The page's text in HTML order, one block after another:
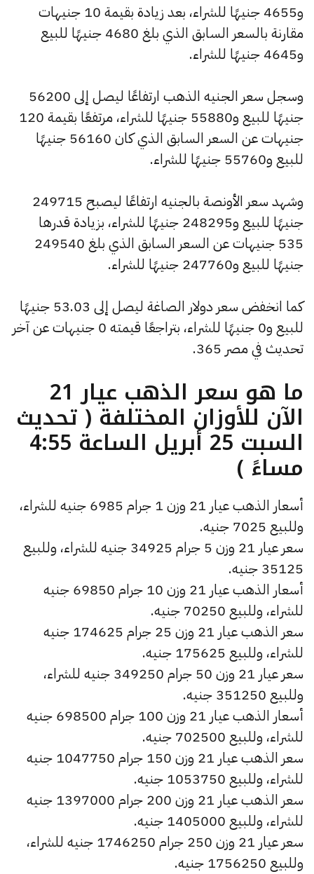
و4655 جنيهًا للشراء، بعد زيادة بقيمة 10 جنيهات
مقارنة بالسعر السابق الذي بلغ 4680 جنيهًا للبيع
و4645 جنيهًا للشراء.
وسجل سعر الجنيه الذهب ارتفاعًا ليصل إلى 56200
جنيهًا للبيع و55880 جنيهًا للشراء، مرتفعًا بقيمة 120
جنيهات عن السعر السابق الذي كان 56160 جنيهًا
للبيع و55760 جنيهًا للشراء.
وشهد سعر الأونصة بالجنيه ارتفاعًا ليصبح 249715
جنيهًا للبيع و248295 جنيهًا للشراء، بزيادة قدرها
535 جنيهات عن السعر السابق الذي بلغ 249540
جنيهًا للبيع و247760 جنيهًا للشراء.
كما انخفض سعر دولار الصاغة ليصل إلى 53.03 جنيهًا
للبيع و0 جنيهًا للشراء، بتراجعًا قيمته 0 جنيهات عن آخر
تحديث في مصر 365.
ما هو سعر الذهب عيار 21
الآن للأوزان المختلفة ( تحديث
السبت 25 أبريل الساعة 4:55
مساءً )
أسعار الذهب عيار 21 وزن 1 جرام 6985 جنيه للشراء،
وللبيع 7025 جنيه.
سعر عيار 21 وزن 5 جرام 34925 جنيه للشراء، وللبيع
35125 جنيه.
أسعار الذهب عيار 21 وزن 10 جرام 69850 جنيه
للشراء، وللبيع 70250 جنيه.
سعر الذهب عيار 21 وزن 25 جرام 174625 جنيه
للشراء، وللبيع 175625 جنيه.
سعر عيار 21 وزن 50 جرام 349250 جنيه للشراء،
وللبيع 351250 جنيه.
أسعار الذهب عيار 21 وزن 100 جرام 698500 جنيه
للشراء، وللبيع 702500 جنيه.
سعر الذهب عيار 21 وزن 150 جرام 1047750 جنيه
للشراء، وللبيع 1053750 جنيه.
سعر الذهب عيار 21 وزن 200 جرام 1397000 جنيه
للشراء، وللبيع 1405000 جنيه.
سعر عيار 21 وزن 250 جرام 1746250 جنيه للشراء،
وللبيع 1756250 جنيه.